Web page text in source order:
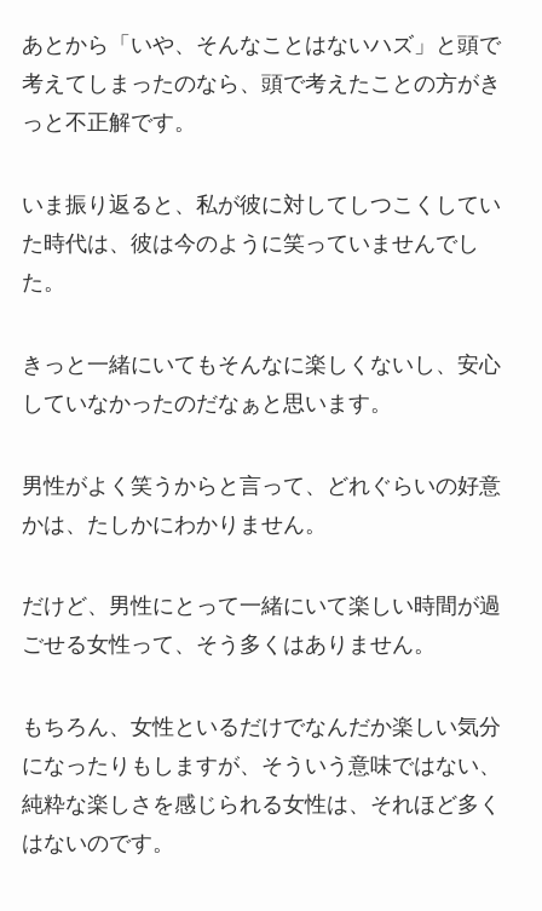
あとから「いや、そんなことはないハズ」と頭で
考えてしまったのなら、頭で考えたことの方がき
っと不正解です。
いま振り返ると、私が彼に対してしつこくしてい
た時代は、彼は今のように笑っていませんでし
た。
きっと一緒にいてもそんなに楽しくないし、安心
していなかったのだなぁと思います。
男性がよく笑うからと言って、どれぐらいの好意
かは、たしかにわかりません。
だけど、男性にとって一緒にいて楽しい時間が過
ごせる女性って、そう多くはありません。
もちろん、女性といるだけでなんだか楽しい気分
になったりもしますが、そういう意味ではない、
純粋な楽しさを感じられる女性は、それほど多く
はないのです。